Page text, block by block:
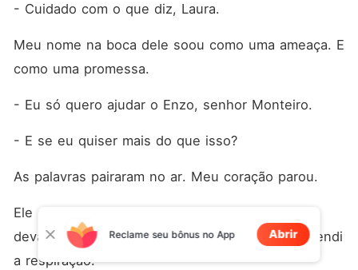
- Cuidado com o que diz, Laura.
Meu nome na boca dele soou como uma ameaça. E
como uma promessa.
- Eu só quero ajudar o Enzo, senhor Monteiro.
- E se eu quiser mais do que isso?
As palavras pairaram no ar. Meu coração parou.
Ele se aproximou ainda mais. A mão dele subiu
devagar, como se fosse tocar meu rosto. Eu prendi
a respiração.
Reclame seu bônus no App Abrir